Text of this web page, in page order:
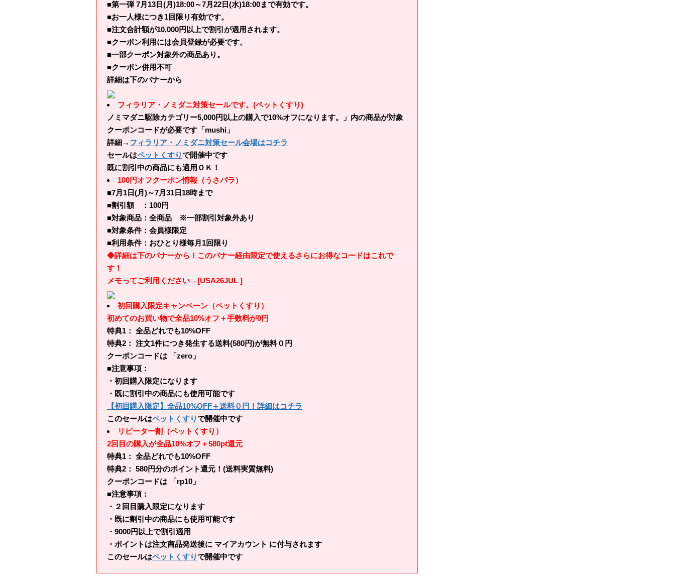
■第一弾 7月13日(月)18:00～7月22日(水)18:00まで有効です。
■お一人様につき1回限り有効です。
■注文合計額が10,000円以上で割引が適用されます。
■クーポン利用には会員登録が必要です。
■一部クーポン対象外の商品あり。
■クーポン併用不可
詳細は下のバナーから
フィラリア・ノミダニ対策セールです。(ペットくすり)
ノミマダニ駆除カテゴリー5,000円以上の購入で10%オフになります。」内の商品が対象
クーポンコードが必要です「mushi」
詳細→ フィラリア・ノミダニ対策セール会場はコチラ
セールはペットくすりで開催中です
既に割引中の商品にも適用ＯＫ！
100円オフクーポン情報（うさパラ）
■7月1日(月)～7月31日18時まで
■割引額 ：100円
■対象商品：全商品 ※一部割引対象外あり
■対象条件：会員様限定
■利用条件：おひとり様毎月1回限り
◆詳細は下のバナーから！このバナー経由限定で使えるさらにお得なコードはこれで
す！
メモってご利用ください→[USA26JUL ]
初回購入限定キャンペーン（ペットくすり）
初めてのお買い物で全品10%オフ＋手数料が0円
特典1： 全品どれでも10%OFF
特典2： 注文1件につき発生する送料(580円)が無料０円
クーポンコードは 「zero」
■注意事項：
・初回購入限定になります
・既に割引中の商品にも使用可能です
【初回購入限定】全品10%OFF＋送料０円！詳細はコチラ
このセールはペットくすりで開催中です
リピーター割（ペットくすり）
2回目の購入が全品10%オフ＋580pt還元
特典1： 全品どれでも10%OFF
特典2： 580円分のポイント還元！(送料実質無料)
クーポンコードは 「rp10」
■注意事項：
・２回目購入限定になります
・既に割引中の商品にも使用可能です
・9000円以上で割引適用
・ポイントは注文商品発送後に マイアカウント に付与されます
このセールはペットくすりで開催中です